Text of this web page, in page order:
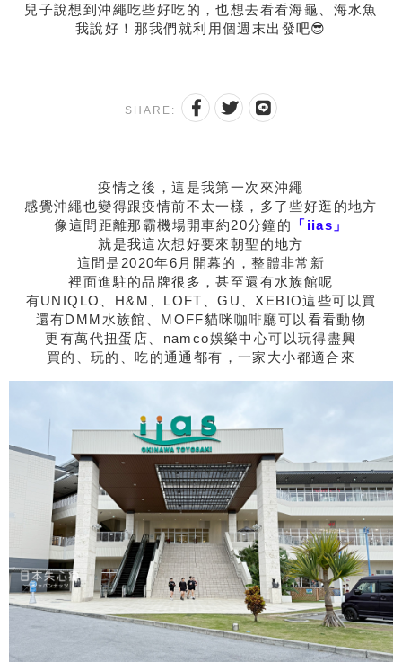
兒子說想到沖繩吃些好吃的，也想去看看海龜、海水魚
我說好！那我們就利用個週末出發吧😎
SHARE:
疫情之後，這是我第一次來沖繩
感覺沖繩也變得跟疫情前不太一樣，多了些好逛的地方
像這間距離那霸機場開車約20分鐘的
「iias」
就是我這次想好要來朝聖的地方
這間是2020年6月開幕的，整體非常新
裡面進駐的品牌很多，甚至還有水族館呢
有UNIQLO、H&M、LOFT、GU、XEBIO這些可以買
還有DMM水族館、MOFF貓咪咖啡廳可以看看動物
更有萬代扭蛋店、namco娛樂中心可以玩得盡興
買的、玩的、吃的通通都有，一家大小都適合來